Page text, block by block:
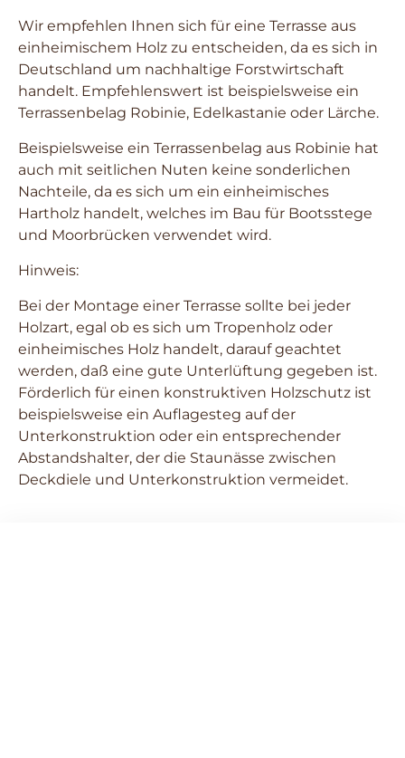
Wir empfehlen Ihnen sich für eine Terrasse aus
einheimischem Holz zu entscheiden, da es sich in
Deutschland um nachhaltige Forstwirtschaft
handelt. Empfehlenswert ist beispielsweise ein
Terrassenbelag Robinie, Edelkastanie oder Lärche.
Beispielsweise ein Terrassenbelag aus Robinie hat
auch mit seitlichen Nuten keine sonderlichen
Nachteile, da es sich um ein einheimisches
Hartholz handelt, welches im Bau für Bootsstege
und Moorbrücken verwendet wird.
Hinweis:
Bei der Montage einer Terrasse sollte bei jeder
Holzart, egal ob es sich um Tropenholz oder
einheimisches Holz handelt, darauf geachtet
werden, daß eine gute Unterlüftung gegeben ist.
Förderlich für einen konstruktiven Holzschutz ist
beispielsweise ein Auflagesteg auf der
Unterkonstruktion oder ein entsprechender
Abstandshalter, der die Staunässe zwischen
Deckdiele und Unterkonstruktion vermeidet.